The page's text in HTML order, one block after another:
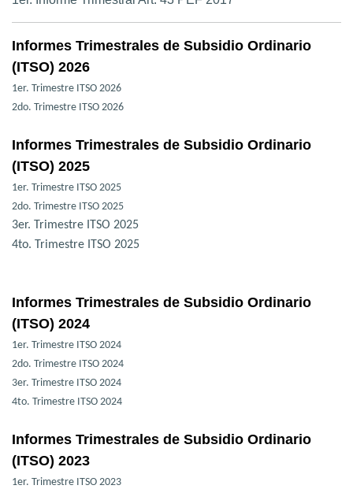
Informes Trimestrales de Subsidio Ordinario
(ITSO) 2026
1er. Trimestre ITSO 2026
2do. Trimestre ITSO 2026
Informes Trimestrales de Subsidio Ordinario
(ITSO) 2025
1er. Trimestre ITSO 2025
2do. Trimestre ITSO 2025
3er. Trimestre ITSO 2025
4to. Trimestre ITSO 2025
Informes Trimestrales de Subsidio Ordinario
(ITSO) 2024
1er. Trimestre ITSO 2024
2do. Trimestre ITSO 2024
3er. Trimestre ITSO 2024
4to. Trimestre ITSO 2024
Informes Trimestrales de Subsidio Ordinario
(ITSO) 2023
1er. Trimestre ITSO 2023